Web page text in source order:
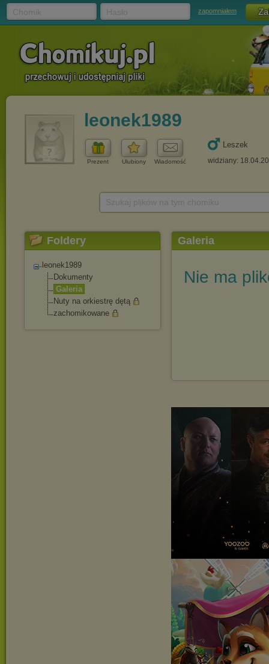
zapomniałem
leonek1989
Prezent Ulubiony Wiadomość
Leszek
widziany:
Foldery
leonek1989
Dokumenty
Galeria
Nuty na orkiestrę dętą
zachomikowane
Galeria
Nie ma